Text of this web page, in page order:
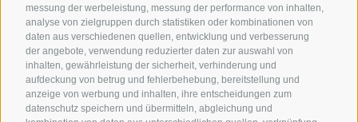
messung der werbeleistung, messung der performance von inhalten,
analyse von zielgruppen durch statistiken oder kombinationen von
daten aus verschiedenen quellen, entwicklung und verbesserung
der angebote, verwendung reduzierter daten zur auswahl von
inhalten, gewährleistung der sicherheit, verhinderung und
aufdeckung von betrug und fehlerbehebung, bereitstellung und
anzeige von werbung und inhalten, ihre entscheidungen zum
datenschutz speichern und übermitteln, abgleichung und
Bike-Schulen
Tourenzentrale